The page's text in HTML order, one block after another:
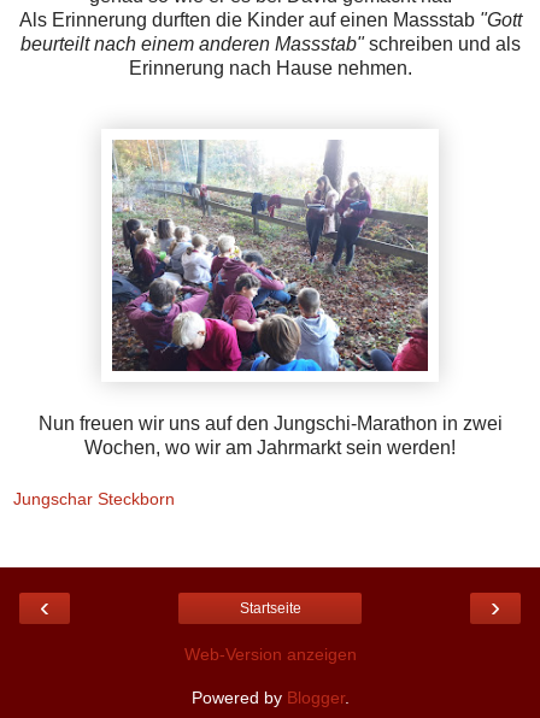
Als Erinnerung durften die Kinder auf einen Massstab "Gott
beurteilt nach einem anderen Massstab"schreiben und als
Erinnerung nach Hause nehmen.
Nun freuen wir uns auf den Jungschi-Marathon in zwei
Wochen, wo wir am Jahrmarkt sein werden!
Jungschar Steckborn
‹ ›
Startseite
Web-Version anzeigen
Powered by Blogger.